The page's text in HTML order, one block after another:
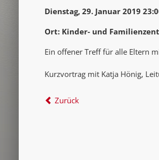
Dienstag, 29. Januar 2019
Ort: Kinder- und
Ein offener Treff für alle Eltern
Kurzvortrag mit Katja Hönig,
Zurück